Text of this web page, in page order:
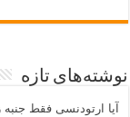
نوشته‌های تازه
آیا ارتودنسی فقط